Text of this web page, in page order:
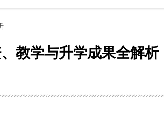
教学与升学成果全解析